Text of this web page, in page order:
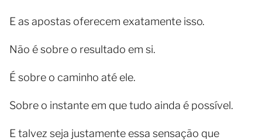
E as apostas oferecem exatamente isso.
Não é sobre o resultado em si.
É sobre o caminho até ele.
Sobre o instante em que tudo ainda é possível.
E talvez seja justamente essa sensação que